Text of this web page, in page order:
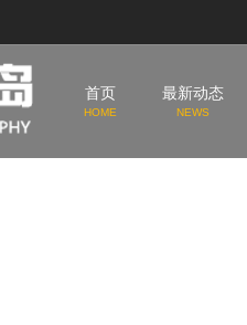
首页
HOME
最新动态
NEWS